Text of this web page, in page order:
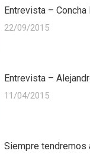
Entrevista – Concha
22/09/2015
Entrevista –
11/04/2015
Siempre tendremos